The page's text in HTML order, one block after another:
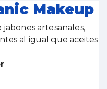
Makeup
artesanales,
al igual que aceites